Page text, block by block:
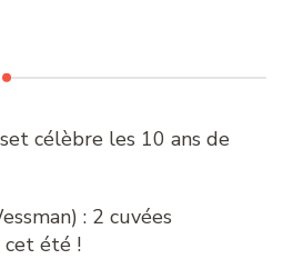
célèbre les 10 ans de
: 2 cuvées
cet été !